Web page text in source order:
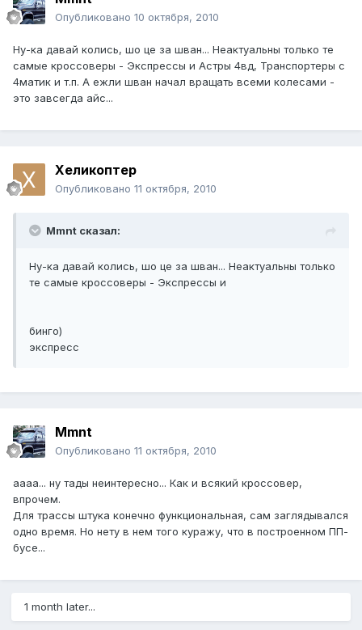
Опубликовано 10 октября, 2010
Ну-ка давай колись, шо це за шван... Неактуальны только те
самые кроссоверы - Экспрессы и Астры 4вд, Транспортеры с
4матик и т.п. А ежли шван начал вращать всеми колесами -
это завсегда айс...
Хеликоптер
Опубликовано 11 октября, 2010
Mmnt сказал:
Ну-ка давай колись, шо це за шван... Неактуальны только
те самые кроссоверы - Экспрессы и
бинго)
экспресс
Mmnt
Опубликовано 11 октября, 2010
аааа... ну тады неинтересно... Как и всякий кроссовер,
впрочем.
Для трассы штука конечно функциональная, сам заглядывался
одно время. Но нету в нем того куражу, что в построенном ПП-
бусе...
1 month later...